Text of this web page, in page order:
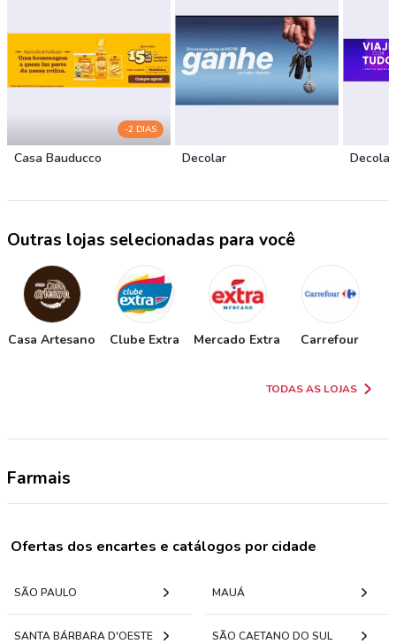
-2 DIAS
Casa Bauducco Decolar Decolar
Outras lojas selecionadas para você
Casa Artesano Clube Extra Mercado Extra Carrefour
TODAS AS LOJAS
Farmais
Ofertas dos encartes e catálogos por cidade
SÃO PAULO MAUÁ
SANTA BÁRBARA D'OESTE SÃO CAETANO DO SUL